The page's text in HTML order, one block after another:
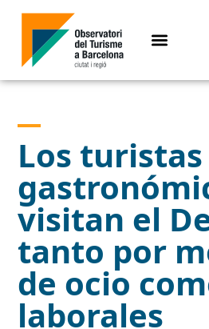
Los turistas
visitan el
tanto por
de ocio
laborales